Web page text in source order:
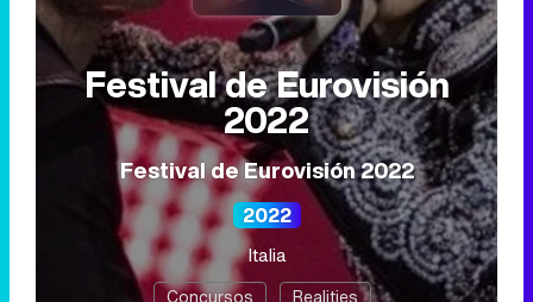
Concursos Realities
8,5
Popularidad: #0de 0
3 3